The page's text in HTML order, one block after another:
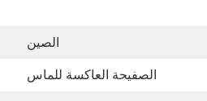
الصين
الصفيحة العاكسة للماس